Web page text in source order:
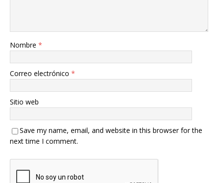
Nombre *
Correo electrónico *
Sitio web
Save my name, email, and website in this browser for the
next time I comment.